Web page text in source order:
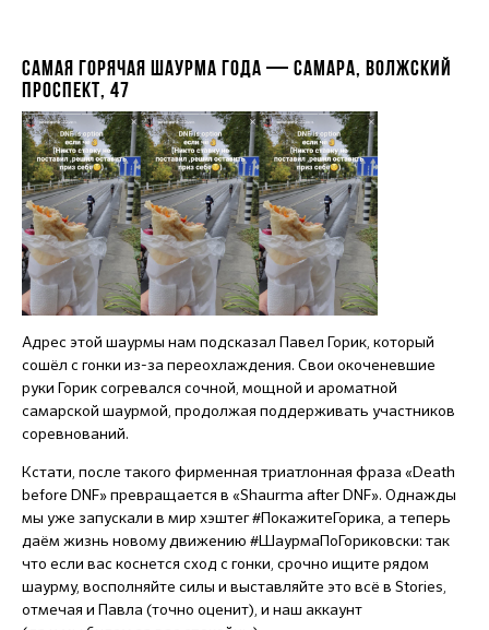
САМАЯ ГОРЯЧАЯ ШАУРМА ГОДА — САМАРА, ВОЛЖСКИЙ
ПРОСПЕКТ, 47
Адрес этой шаурмы нам подсказал Павел Горик, который
сошёл с гонки из-за переохлаждения. Свои окоченевшие
руки Горик согревался сочной, мощной и ароматной
самарской шаурмой, продолжая поддерживать участников
соревнований.
Кстати, после такого фирменная триатлонная фраза «Death
before DNF» превращается в «Shaurma after DNF». Однажды
мы уже запускали в мир хэштег #ПокажитеГорика, а теперь
даём жизнь новому движению #ШаурмаПоГориковски: так
что если вас коснется сход с гонки, срочно ищите рядом
шаурму, восполняйте силы и выставляйте это всё в Stories,
отмечая и Павла (точно оценит), и наш аккаунт